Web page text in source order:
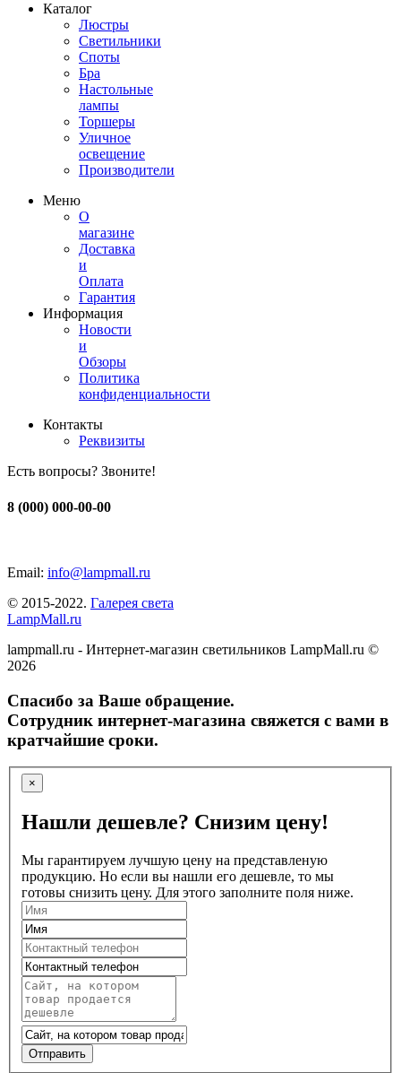
Каталог
Люстры
Светильники
Споты
Бра
Настольные
лампы
Торшеры
Уличное
освещение
Производители
Меню
О
магазине
Доставка
и
Оплата
Гарантия
Информация
Новости
и
Обзоры
Политика
конфиденциальности
Контакты
Реквизиты
Есть вопросы? Звоните!
8 (000) 000-00-00
Email: info@lampmall.ru
© 2015-2022. Галерея света
LampMall.ru
lampmall.ru - Интернет-магазин светильников LampMall.ru ©
2026
Спасибо за Ваше обращение.
Сотрудник интернет-магазина свяжется с вами в
кратчайшие сроки.
×
Нашли дешевле? Снизим цену!
Мы гарантируем лучшую цену на представленую
продукцию. Но если вы нашли его дешевле, то мы
готовы снизить цену. Для этого заполните поля ниже.
Отправить